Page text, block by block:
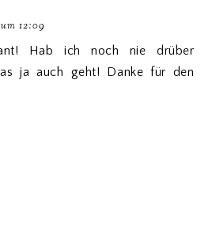
12:09
Hab ich noch nie drüber
ja auch geht! Danke für den